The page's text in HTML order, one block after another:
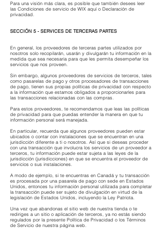
Para una visión más clara, es posible que también desees leer
las Condiciones de servicio de WIX aquí o Declaración de
privacidad.
SECCIÓN 5 - SERVICES DE TERCERAS PARTES
En general, los proveedores de terceras partes utilizados por
nosotros solo recopilarán, usarán y divulgarán tu información en la
medida que sea necesaria para que les permita desempeñar los
servicios que nos proveen.
Sin embargo, algunos proveedores de servicios de terceros, tales
como pasarelas de pago y otros procesadores de transacciones
de pago, tienen sus propias políticas de privacidad con respecto
a la información que estamos obligados a proporcionarles para
las transacciones relacionadas con las compras.
Para estos proveedores, te recomendamos que leas las políticas
de privacidad para que puedas entender la manera en que tu
información personal será manejada.
En particular, recuerda que algunos proveedores pueden estar
ubicados o contar con instalaciones que se encuentran en una
jurisdicción diferente a ti o nosotros. Así que si deseas proceder
con una transacción que involucra los servicios de un proveedor a
terceros, tu información puede estar sujeta a las leyes de la
jurisdicción (jurisdicciones) en que se encuentra el proveedor de
servicios o sus instalaciones.
A modo de ejemplo, si te encuentras en Canadá y tu transacción
es procesada por una pasarela de pago con sede en Estados
Unidos, entonces tu información personal utilizada para completar
la transacción puede ser sujeto de divulgación en virtud de la
legislación de Estados Unidos, incluyendo la Ley Patriota.
Una vez que abandonas el sitio web de nuestra tienda o te
rediriges a un sitio o aplicación de terceros, ya no estás siendo
regulados por la presente Política de Privacidad o los Términos
de Servicio de nuestra página web.